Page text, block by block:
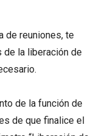
de reuniones, te
de la liberación de
de la función de
de que finalice el